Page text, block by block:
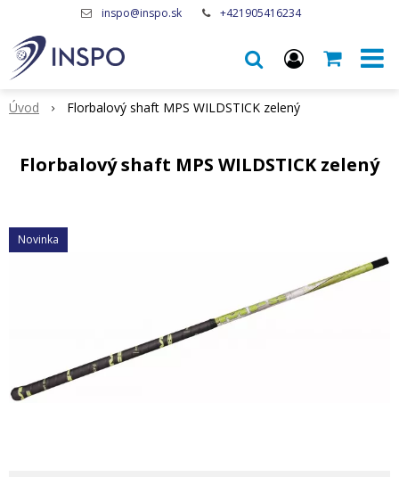
inspo@inspo.sk +421905416234
Úvod Florbalový shaft MPS WILDSTICK zelený
Florbalový shaft MPS WILDSTICK zelený
Novinka